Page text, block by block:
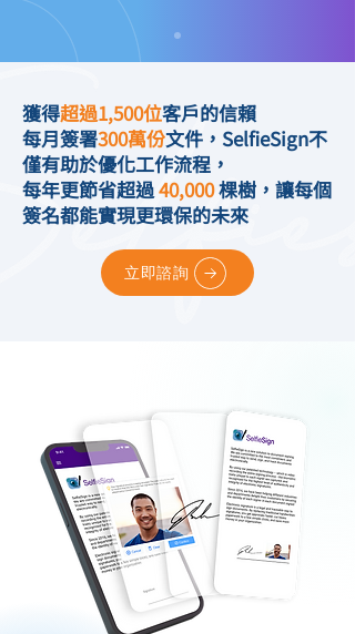
獲得超過1,500位客戶的信賴
每月簽署300萬份文件，SelfieSign不
僅有助於優化工作流程，
每年更節省超過40,000棵樹，讓每個
簽名都能實現更環保的未來
立即諮詢